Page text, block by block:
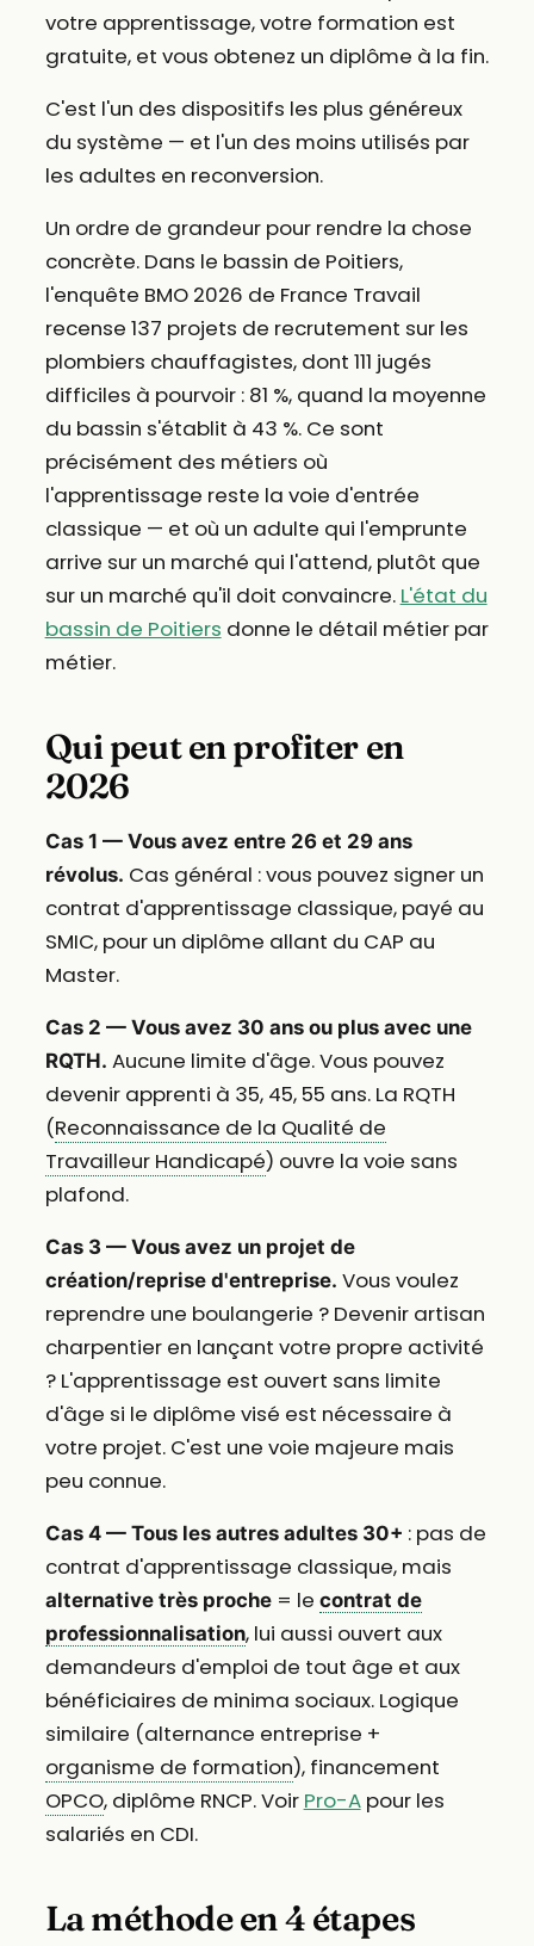
votre apprentissage, votre formation est
gratuite, et vous obtenez un diplôme à la fin.
C'est l'un des dispositifs les plus généreux
du système — et l'un des moins utilisés par
les adultes en reconversion.
Un ordre de grandeur pour rendre la chose
concrète. Dans le bassin de Poitiers,
l'enquête BMO 2026 de France Travail
recense 137 projets de recrutement sur les
plombiers chauffagistes, dont 111 jugés
difficiles à pourvoir : 81 %, quand la moyenne
du bassin s'établit à 43 %. Ce sont
précisément des métiers où
l'apprentissage reste la voie d'entrée
classique — et où un adulte qui l'emprunte
arrive sur un marché qui l'attend, plutôt que
sur un marché qu'il doit convaincre. L'état du
bassin de Poitiers donne le détail métier par
métier.
Qui peut en profiter en
2026
Cas 1 — Vous avez entre 26 et 29 ans
révolus. Cas général : vous pouvez signer un
contrat d'apprentissage classique, payé au
SMIC, pour un diplôme allant du CAP au
Master.
Cas 2 — Vous avez 30 ans ou plus avec une
RQTH. Aucune limite d'âge. Vous pouvez
devenir apprenti à 35, 45, 55 ans. La RQTH
(Reconnaissance de la Qualité de
Travailleur Handicapé) ouvre la voie sans
plafond.
Cas 3 — Vous avez un projet de
création/reprise d'entreprise. Vous voulez
reprendre une boulangerie ? Devenir artisan
charpentier en lançant votre propre activité
? L'apprentissage est ouvert sans limite
d'âge si le diplôme visé est nécessaire à
votre projet. C'est une voie majeure mais
peu connue.
Cas 4 — Tous les autres adultes 30+ : pas de
contrat d'apprentissage classique, mais
alternative très proche= le contrat de
professionnalisation, lui aussi ouvert aux
demandeurs d'emploi de tout âge et aux
bénéficiaires de minima sociaux. Logique
similaire (alternance entreprise +
organisme de formation), financement
OPCO, diplôme RNCP. Voir Pro-Apour les
salariés en CDI.
La méthode en 4 étapes